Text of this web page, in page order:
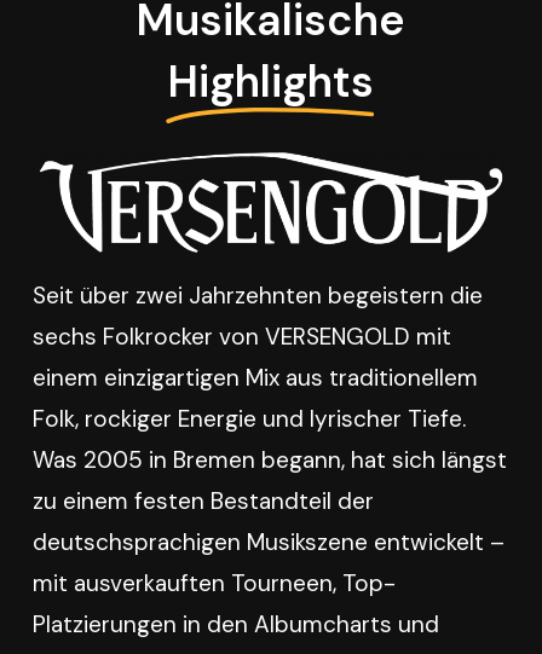
Musikalische
Highlights
Seit über zwei Jahrzehnten begeistern die
sechs Folkrocker von VERSENGOLD mit
einem einzigartigen Mix aus traditionellem
Folk, rockiger Energie und lyrischer Tiefe.
Was 2005 in Bremen begann, hat sich längst
zu einem festen Bestandteil der
deutschsprachigen Musikszene entwickelt –
mit ausverkauften Tourneen, Top-
Platzierungen in den Albumcharts und